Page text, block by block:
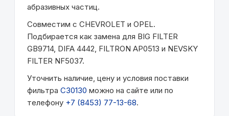
абразивных частиц.
Совместим с CHEVROLET и OPEL.
Подбирается как замена для BIG FILTER
GB9714, DIFA 4442, FILTRON AP0513 и NEVSKY
FILTER NF5037.
Уточнить наличие, цену и условия поставки
фильтра C30130 можно на сайте или по
телефону +7 (8453) 77-13-68.